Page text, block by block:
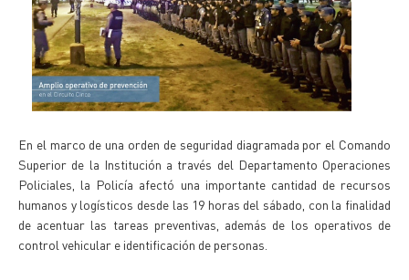
En el marco de una orden de seguridad diagramada por el Comando
Superior de la Institución a través del Departamento Operaciones
Policiales, la Policía afectó una importante cantidad de recursos
humanos y logísticos desde las 19 horas del sábado, con la finalidad
de acentuar las tareas preventivas, además de los operativos de
control vehicular e identificación de personas.